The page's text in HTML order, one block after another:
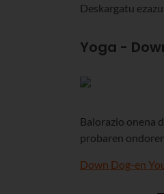
Deskargatu
Yoga -
Balorazio onena
probaren
Down Dog-en